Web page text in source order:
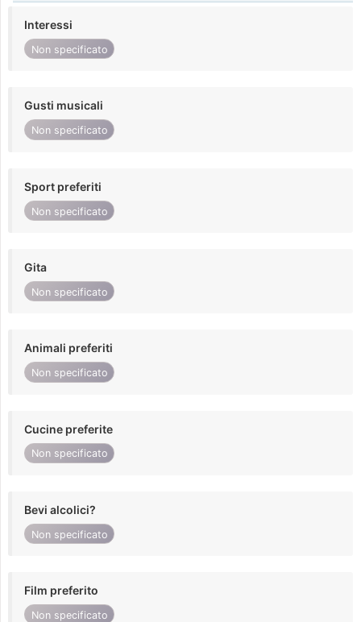
Interessi
Non specificato
Gusti musicali
Non specificato
Sport preferiti
Non specificato
Gita
Non specificato
Animali preferiti
Non specificato
Cucine preferite
Non specificato
Bevi alcolici?
Non specificato
Film preferito
Non specificato